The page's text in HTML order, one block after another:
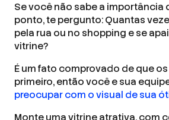
Se você não sabe a importância
ponto, te pergunto: Quantas
pela rua ou no shopping e se
vitrine?
É um fato comprovado de que
primeiro, então você e sua
preocupar com o visual de sua
Monte uma vitrine atrativa, com